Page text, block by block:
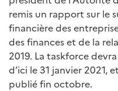
remis un rapport sur le
financière des
des finances et de la
2019. La taskforce
d’ici le 31 janvier 2021,
publié fin octobre.